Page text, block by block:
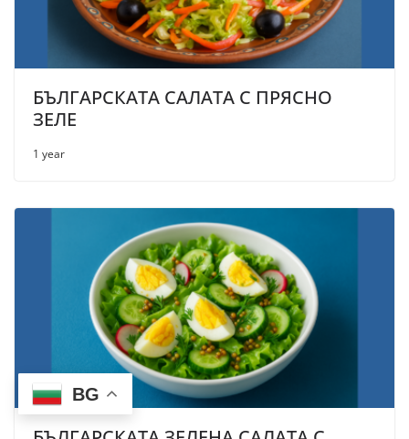
БЪЛГАРСКАТА САЛАТА С ПРЯСНО
ЗЕЛЕ
1 year
BG